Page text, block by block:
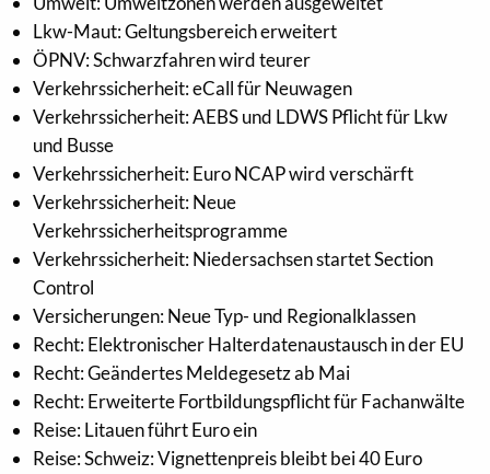
Lkw-Maut: Geltungsbereich erweitert
ÖPNV: Schwarzfahren wird teurer
Verkehrssicherheit: eCall für Neuwagen
Verkehrssicherheit: AEBS und LDWS Pflicht für Lkw
und Busse
Verkehrssicherheit: Euro NCAP wird verschärft
Verkehrssicherheit: Neue
Verkehrssicherheitsprogramme
Verkehrssicherheit: Niedersachsen startet Section
Control
Versicherungen: Neue Typ- und Regionalklassen
Recht: Elektronischer Halterdatenaustausch in der EU
Recht: Geändertes Meldegesetz ab Mai
Recht: Erweiterte Fortbildungspflicht für Fachanwälte
Reise: Litauen führt Euro ein
Reise: Schweiz: Vignettenpreis bleibt bei 40 Euro